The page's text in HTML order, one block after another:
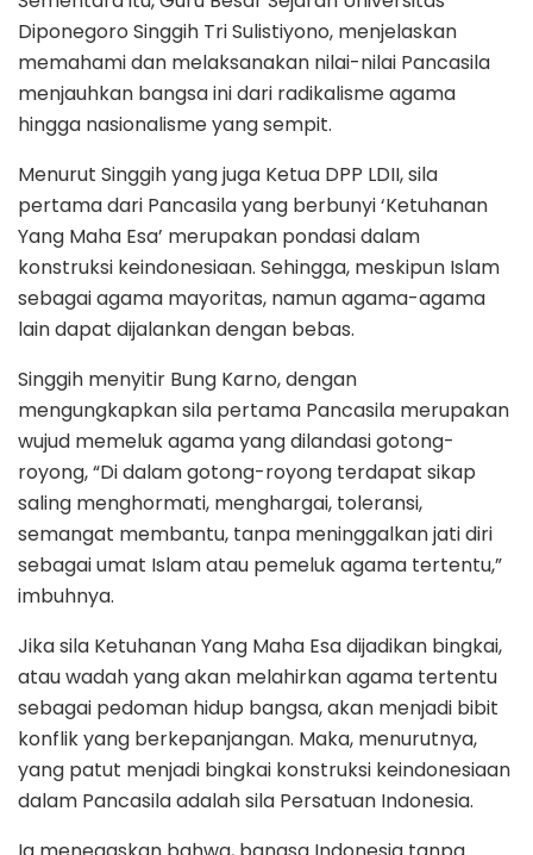
Diponegoro Singgih Tri Sulistiyono, menjelaskan
memahami dan melaksanakan nilai-nilai Pancasila
menjauhkan bangsa ini dari radikalisme agama
hingga nasionalisme yang sempit.
Menurut Singgih yang juga Ketua DPP LDII, sila
pertama dari Pancasila yang berbunyi ‘Ketuhanan
Yang Maha Esa’ merupakan pondasi dalam
konstruksi keindonesiaan. Sehingga, meskipun Islam
sebagai agama mayoritas, namun agama-agama
lain dapat dijalankan dengan bebas.
Singgih menyitir Bung Karno, dengan
mengungkapkan sila pertama Pancasila merupakan
wujud memeluk agama yang dilandasi gotong-
royong, “Di dalam gotong-royong terdapat sikap
saling menghormati, menghargai, toleransi,
semangat membantu, tanpa meninggalkan jati diri
sebagai umat Islam atau pemeluk agama tertentu,”
imbuhnya.
Jika sila Ketuhanan Yang Maha Esa dijadikan bingkai,
atau wadah yang akan melahirkan agama tertentu
sebagai pedoman hidup bangsa, akan menjadi bibit
konflik yang berkepanjangan. Maka, menurutnya,
yang patut menjadi bingkai konstruksi keindonesiaan
dalam Pancasila adalah sila Persatuan Indonesia.